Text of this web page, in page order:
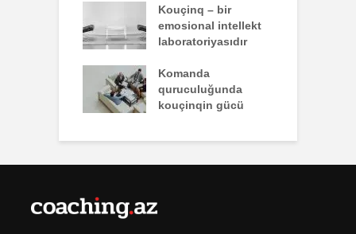
Kouçinq – bir
emosional intellekt
laboratoriyasıdır
Komanda
quruculuğunda
kouçinqin gücü